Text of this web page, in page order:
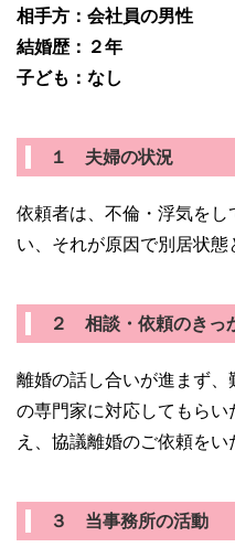
相手方：会社員の男性
結婚歴：２年
子ども：なし
１ 夫婦の状況
依頼者は、不倫・浮気をし
い、それが原因で別居状態
２ 相談・依頼のきっ
離婚の話し合いが進まず
の専門家に対応してもらい
え、協議離婚のご依頼をい
３ 当事務所の活動